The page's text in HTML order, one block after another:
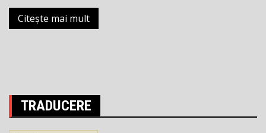
Citește mai mult
TRADUCERE